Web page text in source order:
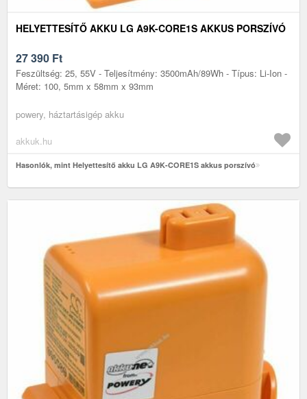
HELYETTESÍTŐ AKKU LG A9K-CORE1S AKKUS PORSZÍVÓ
27 390 Ft
Feszültség: 25, 55V - Teljesítmény: 3500mAh/89Wh - Típus: Li-Ion -
Méret: 100, 5mm x 58mm x 93mm
powery, háztartásigép akku
akkuk.hu
Hasonlók, mint Helyettesítő akku LG A9K-CORE1S akkus porszívó